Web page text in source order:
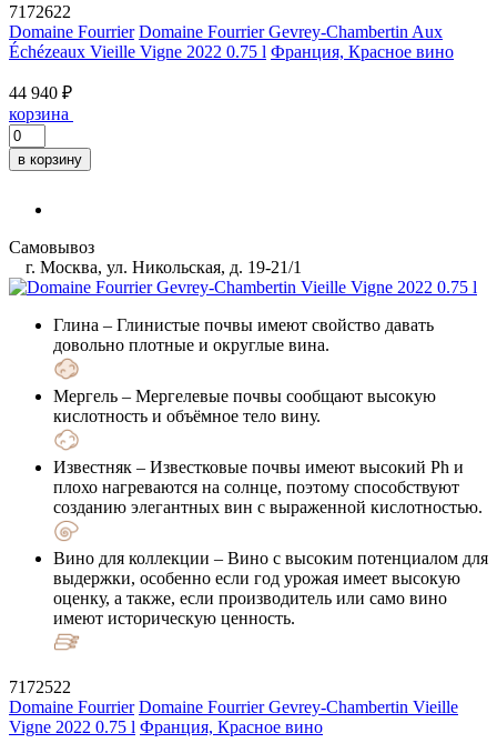
7172622
Domaine Fourrier Domaine Fourrier Gevrey-Chambertin Aux
Échézeaux Vieille Vigne 2022 0.75 l Франция, Красное вино
44 940 ₽
корзина
в корзину
Самовывоз
г. Москва, ул. Никольская, д. 19-21/1
Глина – Глинистые почвы имеют свойство давать
довольно плотные и округлые вина.
Мергель – Мергелевые почвы сообщают высокую
кислотность и объёмное тело вину.
Известняк – Известковые почвы имеют высокий Ph и
плохо нагреваются на солнце, поэтому способствуют
созданию элегантных вин с выраженной кислотностью.
Вино для коллекции – Вино с высоким потенциалом для
выдержки, особенно если год урожая имеет высокую
оценку, а также, если производитель или само вино
имеют историческую ценность.
7172522
Domaine Fourrier Domaine Fourrier Gevrey-Chambertin Vieille
Vigne 2022 0.75 l Франция, Красное вино